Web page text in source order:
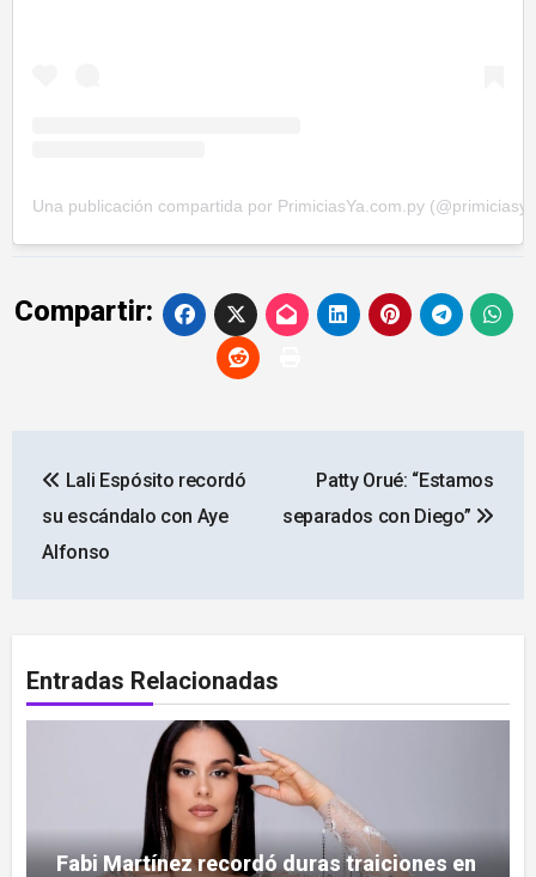
Una publicación compartida por PrimiciasYa.com.py
Compartir:
de
entradas
Lali Espósito recordó
su escándalo con Aye
Alfonso
Patty Orué: “Estamos
separados con Diego”
Entradas Relacionadas
Fabi Martínez recordó duras traiciones en